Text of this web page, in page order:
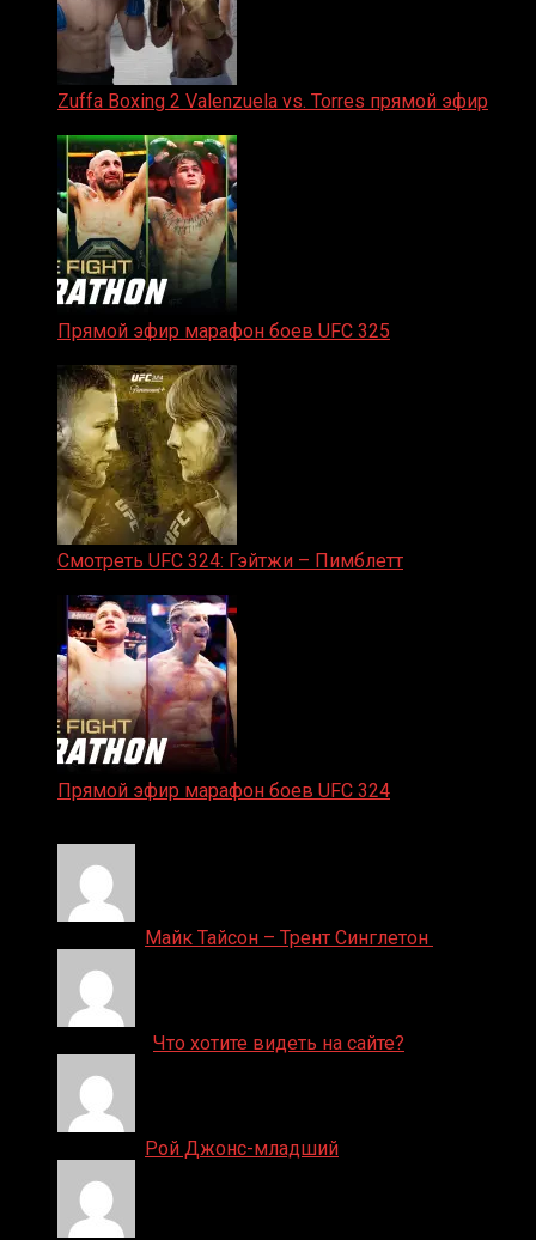
Zuffa Boxing 2 Valenzuela vs. Torres прямой эфир
Прямой эфир марафон боев UFC 325
Смотреть UFC 324: Гэйтжи – Пимблетт
Прямой эфир марафон боев UFC 324
Майк Тайсон – Трент Синглетон
Что хотите видеть на сайте?
Рой Джонс-младший